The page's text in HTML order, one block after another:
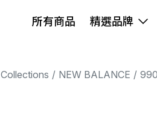
所有商品 精選品牌
Collections NEW BALANCE 990